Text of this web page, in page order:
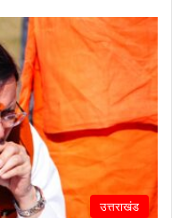
उत्तराखंड